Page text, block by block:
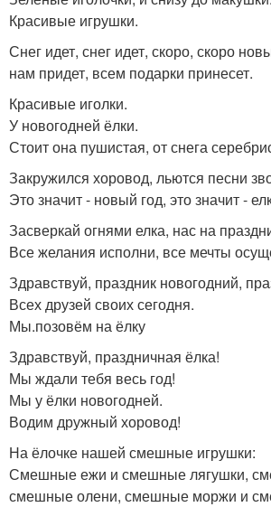
Красивые игрушки.
Снег идет, снег идет, скоро, скоро
нам придет, всем подарки принесет.
Красивые иголки.
У новогодней ёлки.
Стоит она пушистая, от снега
Закружился хоровод, льются песни
Это значит - новый год, это значит -
Засверкай огнями елка, нас на
Все желания исполни, все мечты
Здравствуй, праздник новогодний,
Всех друзей своих сегодня.
Мы.позовём на ёлку
Здравствуй, праздничная ёлка!
Мы ждали тебя весь год!
Мы у ёлки новогодней.
Водим дружный хоровод!
На ёлочке нашей смешные игрушки:
Смешные ежи и смешные лягушки,
смешные олени, смешные моржи и